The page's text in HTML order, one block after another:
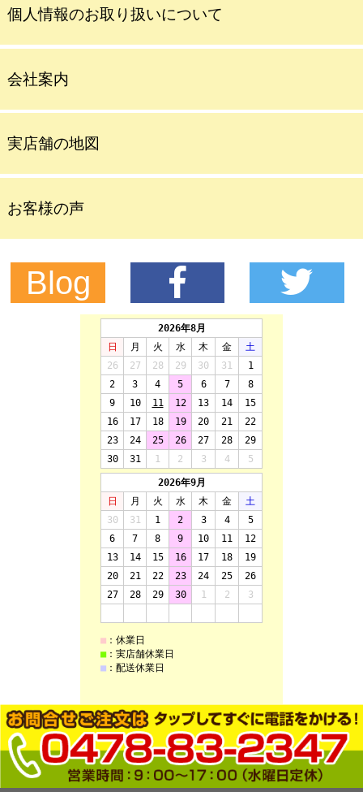
個人情報のお取り扱いについて
会社案内
実店舗の地図
お客様の声
Blog